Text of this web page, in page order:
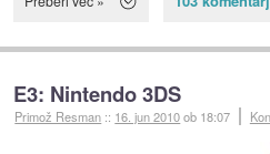
E3: Nintendo 3DS
Primož Resman :: 16. jun 2010ob 18:07